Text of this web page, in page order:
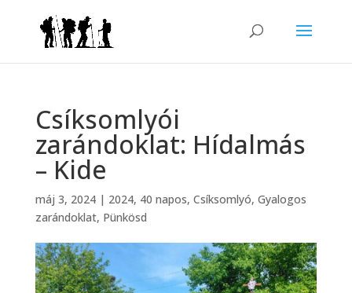
Csíksomlyói
zarándoklat: Hídalmás
– Kide
máj 3, 2024| 2024, 40 napos, Csíksomlyó, Gyalogos
zarándoklat, Pünkösd